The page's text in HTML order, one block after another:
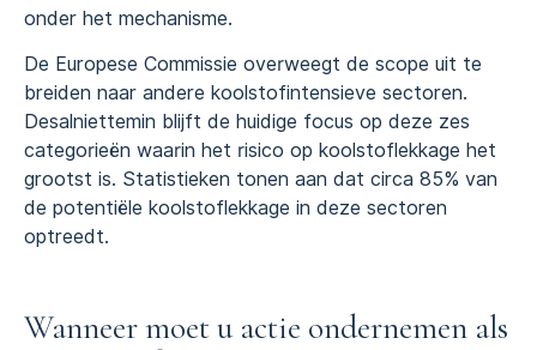
onder het mechanisme.
De Europese Commissie overweegt de scope uit te
breiden naar andere koolstofintensieve sectoren.
Desalniettemin blijft de huidige focus op deze zes
categorieën waarin het risico op koolstoflekkage het
grootst is. Statistieken tonen aan dat circa 85% van
de potentiële koolstoflekkage in deze sectoren
optreedt.
Wanneer moet u actie ondernemen als